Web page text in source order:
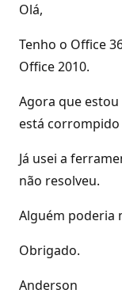
Olá,
Tenho o Office
Office 2010.
Agora que
está corrompido
Já usei a
não resolveu.
Alguém poderia
Obrigado.
Anderson